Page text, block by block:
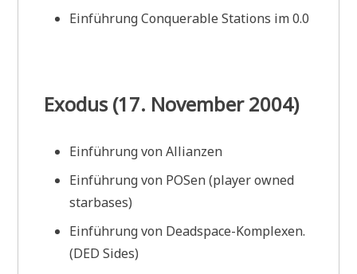
Einführung Conquerable Stations im 0.0
Exodus (17. November 2004)
Einführung von Allianzen
Einführung von POSen (player owned
starbases)
Einführung von Deadspace-Komplexen.
(DED Sides)